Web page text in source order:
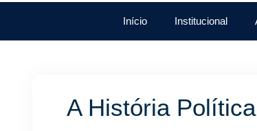
Início Institucional
A História